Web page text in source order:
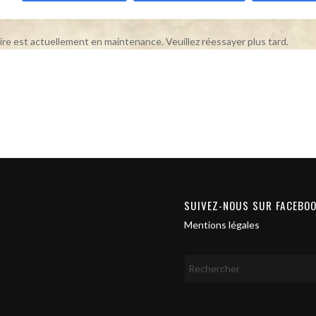
est actuellement en maintenance. Veuillez réessayer plus tard.
SUIVEZ-NOUS SUR
Mentions légales